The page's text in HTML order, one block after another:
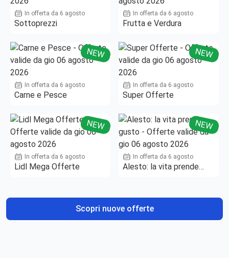
In offerta da 6 agosto
Sottoprezzi
In offerta da 6 agosto
Frutta e Verdura
NEW
In offerta da 6 agosto
Carne e Pesce
NEW
In offerta da 6 agosto
Super Offerte
NEW
In offerta da 6 agosto
Lidl Mega Offerte
NEW
In offerta da 6 agosto
Alesto: la vita prende
Scopri nuove offerte